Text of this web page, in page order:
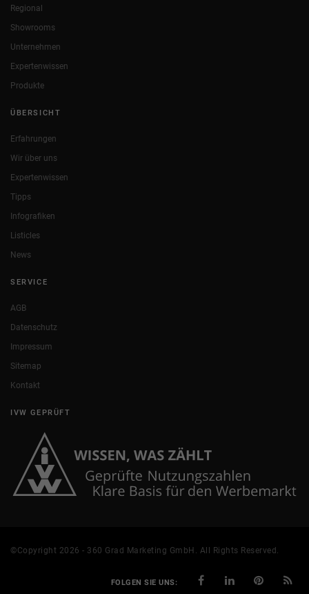
Regional
Showrooms
Unternehmen
Expertenwissen
Produkte
ÜBERSICHT
Erfahrungen
Wir über uns
Expertenwissen
Tipps
Infografiken
Listicles
News
SERVICE
AGB
Datenschutz
Impressum
Sitemap
Kontakt
IVW GEPRÜFT
©Copyright 2026 - 360 Grad Marketing GmbH. All Rights Reserved.
FOLGEN SIE UNS: